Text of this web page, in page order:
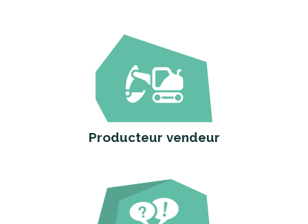
Producteur vendeur